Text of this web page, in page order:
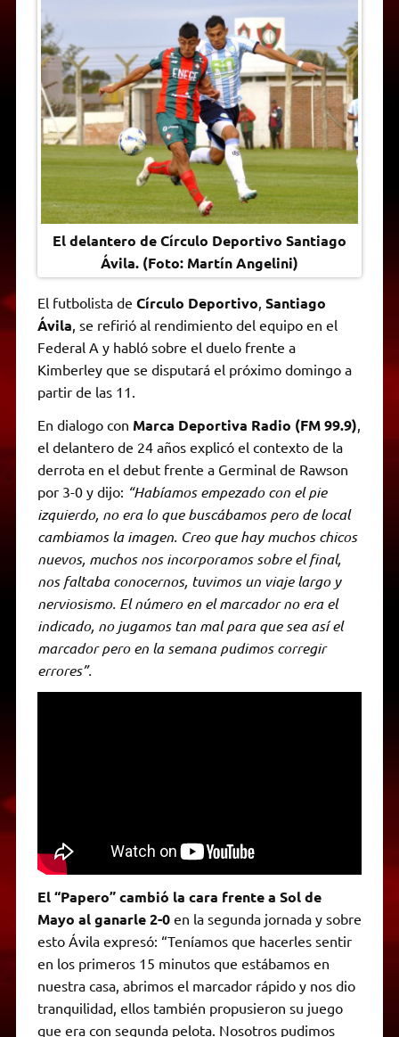
s
A
p
p
a
m
o
k
e
r
n
k
l
t
F
r
i
e
n
d
l
y
El delantero de Círculo Deportivo Santiago
Ávila. (Foto: Martín Angelini)
El futbolista de Círculo Deportivo Santiago
Ávila , se refirió al rendimiento del equipo en el
Federal A y habló sobre el duelo frente a
Kimberley que se disputará el próximo domingo a
partir de las 11.
En dialogo con Marca Deportiva Radio (FM 99.9)
el delantero de 24 años explicó el contexto de la
derrota en el debut frente a Germinal de Rawson
por 3-0 y dijo: “Habíamos empezado con el pie
izquierdo, no era lo que buscábamos pero de local
cambiamos la imagen. Creo que hay muchos chicos
nuevos, muchos nos incorporamos sobre el final,
nos faltaba conocernos, tuvimos un viaje largo y
nerviosismo. El número en el marcador no era el
indicado, no jugamos tan mal para que sea así el
marcador pero en la semana pudimos corregir
errores”.
El “Papero” cambió la cara frente a Sol de
Mayo al ganarle 2-0 en la segunda jornada y sobre
esto Ávila expresó: “Teníamos que hacerles sentir
en los primeros 15 minutos que estábamos en
nuestra casa, abrimos el marcador rápido y nos dio
tranquilidad, ellos también propusieron su juego
que era con segunda pelota. Nosotros pudimos